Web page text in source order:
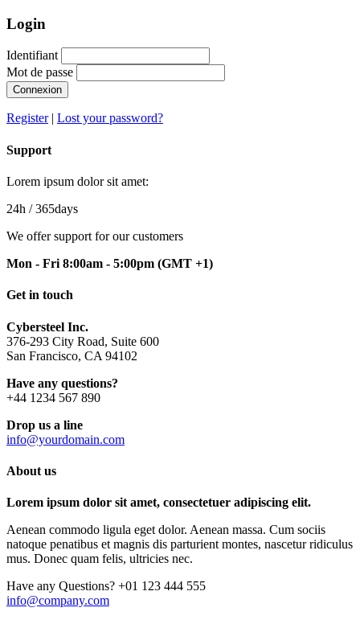
Login
Identifiant
Mot de passe
Connexion
Register| Lost your password?
Support
Lorem ipsum dolor sit amet:
24h / 365days
We offer support for our customers
Mon - Fri 8:00am - 5:00pm (GMT +1)
Get in touch
Cybersteel Inc.
376-293 City Road, Suite 600
San Francisco, CA 94102
Have any questions?
+44 1234 567 890
Drop us a line
info@yourdomain.com
About us
Lorem ipsum dolor sit amet, consectetuer adipiscing elit.
Aenean commodo ligula eget dolor. Aenean massa. Cum sociis
natoque penatibus et magnis dis parturient montes, nascetur ridiculus
mus. Donec quam felis, ultricies nec.
Have any Questions? +01 123 444 555
info@company.com